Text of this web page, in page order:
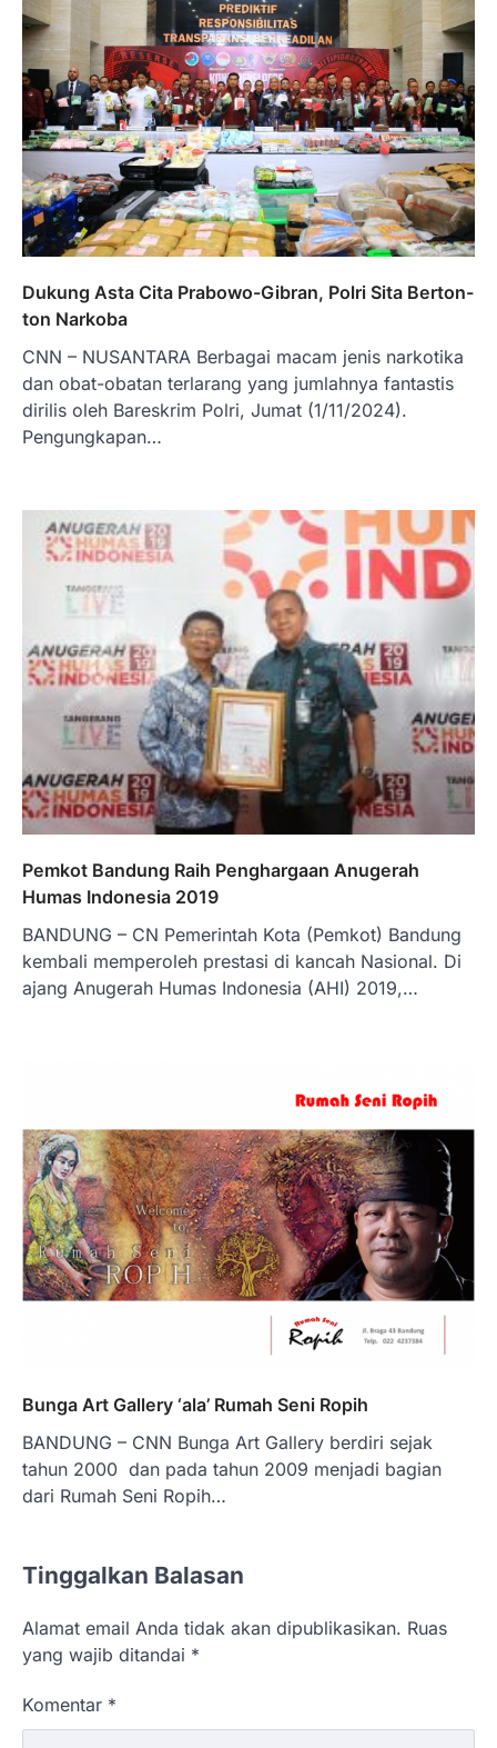
Dukung Asta Cita Prabowo-Gibran, Polri Sita Berton-
ton Narkoba
CNN – NUSANTARA Berbagai macam jenis narkotika
dan obat-obatan terlarang yang jumlahnya fantastis
dirilis oleh Bareskrim Polri, Jumat (1/11/2024).
Pengungkapan…
Pemkot Bandung Raih Penghargaan Anugerah
Humas Indonesia 2019
BANDUNG – CN Pemerintah Kota (Pemkot) Bandung
kembali memperoleh prestasi di kancah Nasional. Di
ajang Anugerah Humas Indonesia (AHI) 2019,…
Bunga Art Gallery ‘ala’ Rumah Seni Ropih
BANDUNG – CNN Bunga Art Gallery berdiri sejak
tahun 2000 dan pada tahun 2009 menjadi bagian
dari Rumah Seni Ropih…
Tinggalkan Balasan
Alamat email Anda tidak akan dipublikasikan. Ruas
yang wajib ditandai *
Komentar *